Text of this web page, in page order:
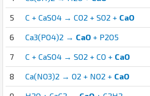
5 C + CaSO4 → CO2 + SO2 + CaO
6 Ca3(PO4)2 → CaO + P2O5
7 C + CaSO4 → SO2 + CO + CaO
8 Ca(NO3)2 → O2 + NO2 + CaO